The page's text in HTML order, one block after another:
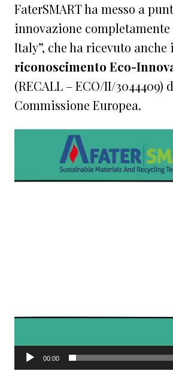
FaterSMART ha messo a
innovazione completamente
Italy”, che ha ricevuto anche
riconoscimento Eco-
(RECALL – ECO/II/3044409)
Commissione Europea.
00:00